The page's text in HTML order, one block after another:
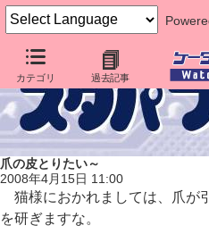
カテゴリ 過去記事
爪の皮とりたい～
2008年4月15日 11:00
猫様におかれましては、爪が
を研ぎますな。